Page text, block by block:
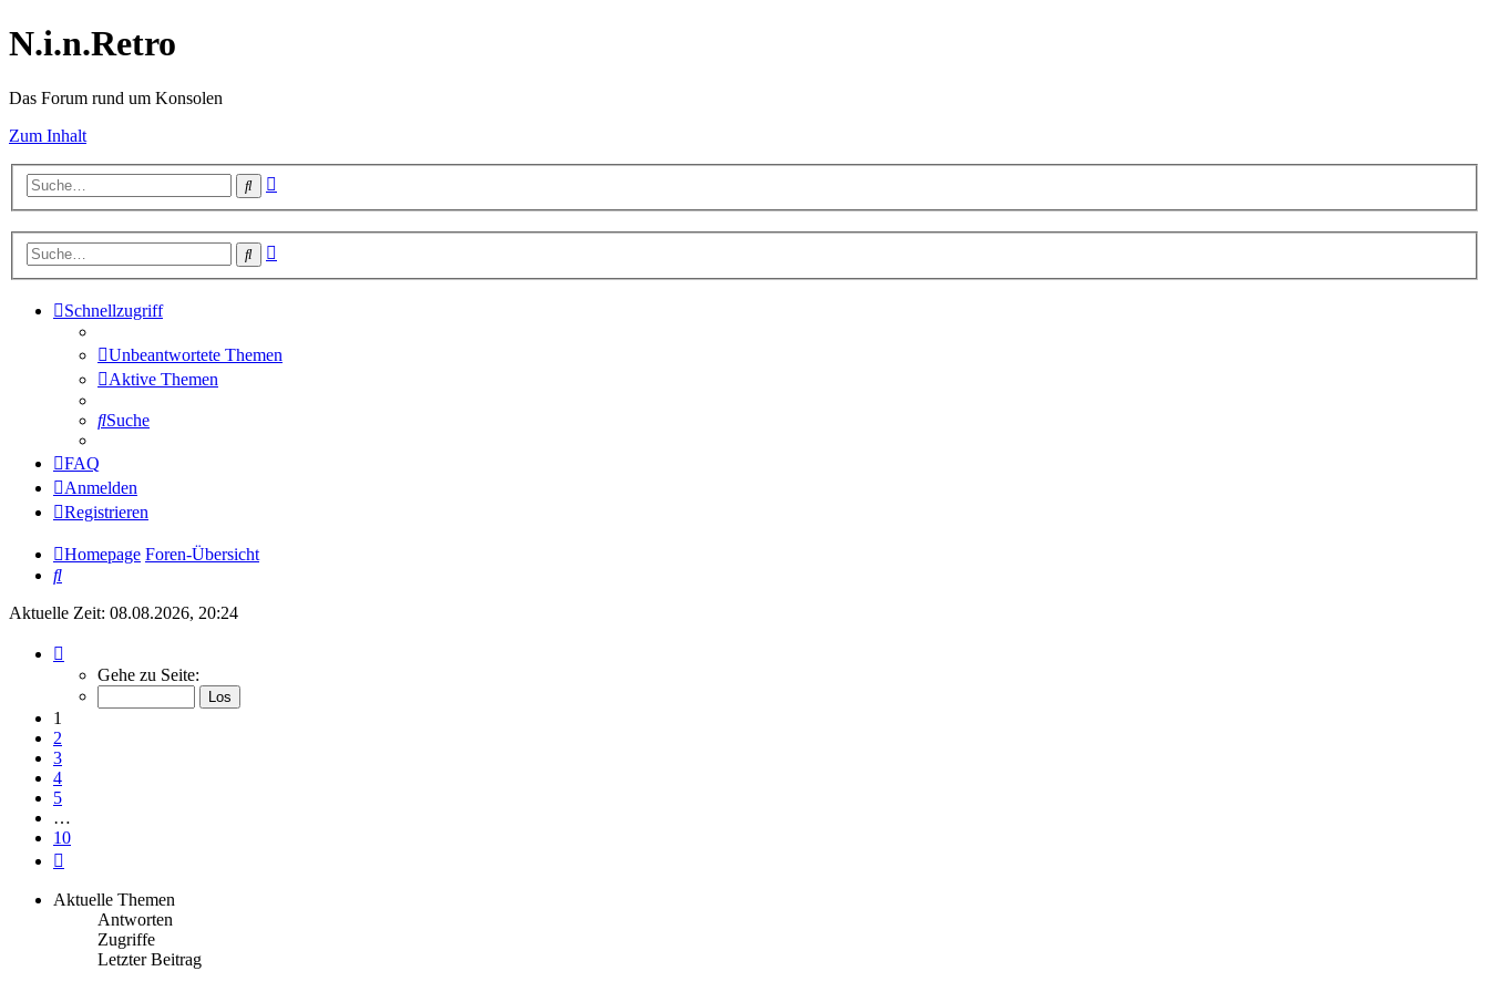
N.i.n.Retro
Das Forum rund um Konsolen
Zum Inhalt
Suche
Suche
Schnellzugriff
Unbeantwortete Themen
Aktive Themen
Suche
FAQ
Anmelden
Registrieren
Homepage Foren-Übersicht
Suche
Aktuelle Zeit: 08.08.2026, 20:24
von
Gehe zu Seite:
1
2
3
4
5
…
10
Aktuelle Themen
Antworten
Zugriffe
Letzter Beitrag